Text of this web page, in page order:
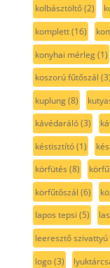
kolbásztöltő(2)
komplett(16)
konyhai mérleg(1)
koszorú fűtőszál (3)
kuplung(8)
kávédaráló(3)
késtisztító(1)
körfütés (8)
körfűtőszál (6)
lapos tepsi (5)
leeresztő szivattyú
logo(3)